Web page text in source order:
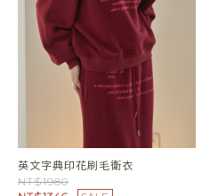
英文字典印花刷毛衛衣
NT$1980